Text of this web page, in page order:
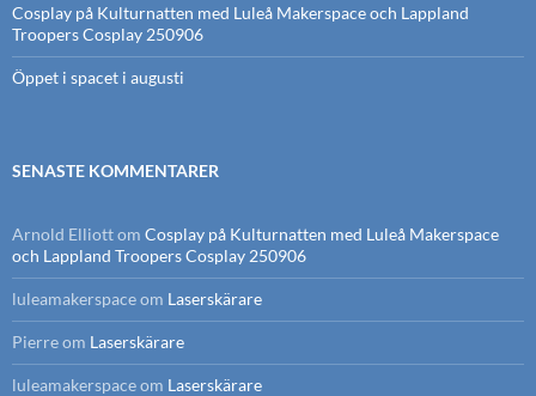
Cosplay på Kulturnatten med Luleå Makerspace och Lappland
Troopers Cosplay 250906
Öppet i spacet i augusti
SENASTE KOMMENTARER
Arnold Elliottom Cosplay på Kulturnatten med Luleå Makerspace
och Lappland Troopers Cosplay 250906
luleamakerspaceom Laserskärare
Pierreom Laserskärare
luleamakerspaceom Laserskärare